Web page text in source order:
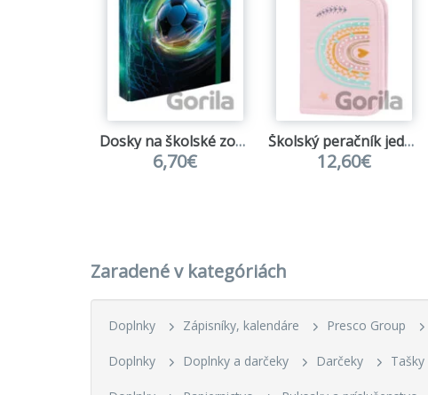
Dosky na školské zošity Baagl Futbal Lopta
6,70€
Školský peračník jednoposchodový Baagl Dúha ružový
12,60€
Zaradené v kategóriách
Doplnky Zápisníky, kalendáre Presco Group
Doplnky Doplnky a darčeky Darčeky Tašky